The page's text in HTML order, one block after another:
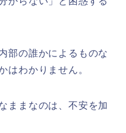
部の誰かによるものな
はわかりません。
ままなのは、不安を加